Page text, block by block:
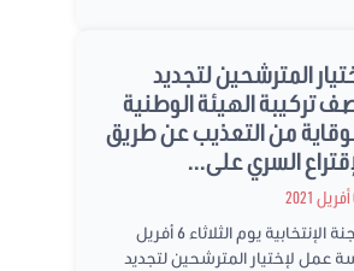
المترشحين لتجديد
تركيبة الهيئة الوطنية
من التعذيب عن طريق
السري على...
عقدت اللجنة الإنتخابية يوم الثلاثاء 6 أفريل
جلسة عمل لإختيار المترشحين لتجديد